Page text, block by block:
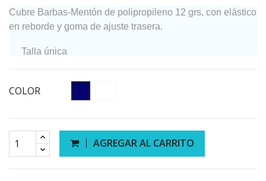
Cubre Barbas-Mentón de polipropileno 12 grs, con elástico
en reborde y goma de ajuste trasera.
Talla única
COLOR
AGREGAR AL CARRITO